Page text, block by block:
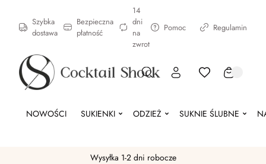
Szybka
dostawa
Bezpieczna
płatność
14
dni
na
zwrot
Pomoc Regulamin
NOWOŚCI SUKIENKI ODZIEŻ SUKNIE ŚLUBNE
Wysyłka 1-2 dni robocze